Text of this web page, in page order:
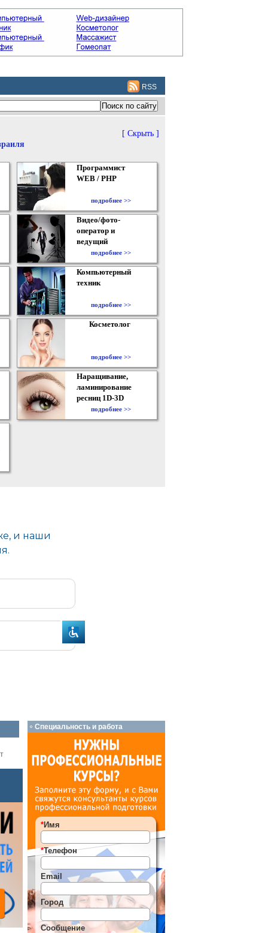
RSS
[ Скрыть ]
Программист
WEB / PHP
подробнее >>
Видео/фото-
оператор и
ведущий
подробнее >>
Компьютерный
техник
подробнее >>
Косметолог
подробнее >>
Наращивание,
ламинирование
ресниц 1D-3D
подробнее >>
Специальность и работа
*Имя
*Телефон
Email
Город
Сообщение